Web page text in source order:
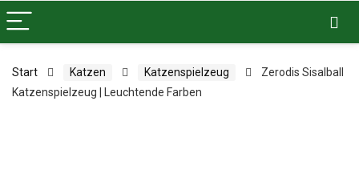
Start Katzen Katzenspielzeug
Zerodis Sisalball
Katzenspielzeug | Leuchtende Farben